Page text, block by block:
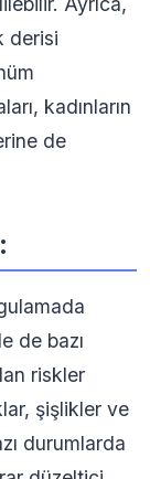
derisi
kadınların
de
de bazı
riskler
şişlikler ve
durumlarda